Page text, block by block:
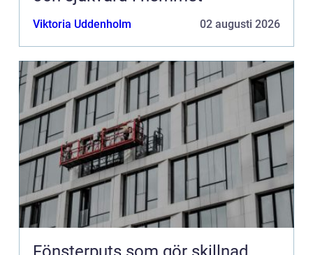
Viktoria Uddenholm 02 augusti 2026